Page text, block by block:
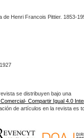
Henri Francois Pittier. 1853-
se distribuyen bajo una
Compartir Igual 4.0
de artículos en la revista es